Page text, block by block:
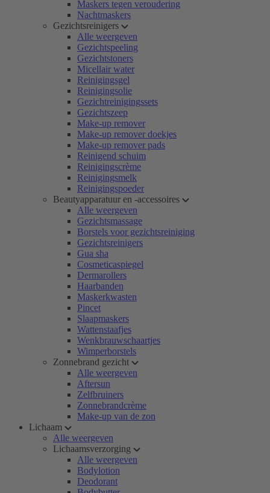
Maskers tegen veroudering
Nachtmaskers
Gezichtsreinigers
Alle weergeven
Gezichtspeeling
Gezichtstoners
Micellair water
Reinigingsgel
Reinigingsolie
Gezichtreinigingssets
Gezichtszeep
Make-up remover
Make-up remover doekjes
Make-up remover pads
Reinigend schuim
Reinigingscrème
Reinigingsmelk
Reinigingspoeder
Beautyapparatuur en -accessoires
Alle weergeven
Gezichtsmassage
Borstels voor gezichtsreiniging
Gezichtsreinigers
Gua sha
Cosmeticaspiegel
Dermarollers
Haarbanden
Maskerkwasten
Pincet
Slaapmaskers
Wattenstaafjes
Wenkbrauwschaartjes
Wimperborstels
Zonnebrand gezicht
Alle weergeven
Aftersun
Zelfbruiners
Zonnebrandcrème
Make-up van de zon
Lichaam
Alle weergeven
Lichaamsverzorging
Alle weergeven
Bodylotion
Deodorant